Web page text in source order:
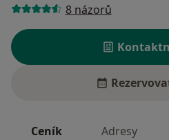
8 názorů
Ceník Adresy